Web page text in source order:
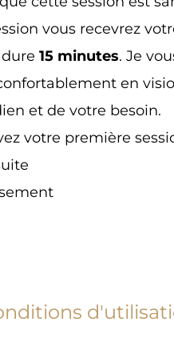
vous recevrez
15 minutes. Je
en
et de votre besoin.
votre première